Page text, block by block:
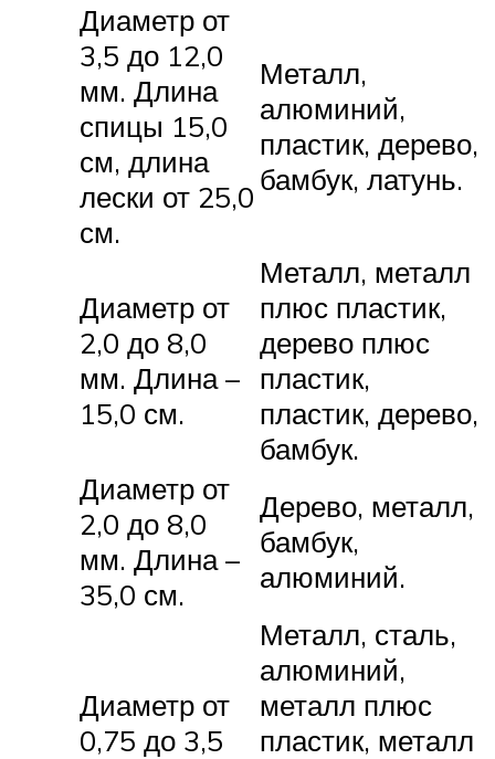
Диаметр от
3,5 до 12,0
мм. Длина
спицы 15,0
см, длина
лески от 25,0
см.
Металл,
алюминий,
пластик, дерево,
бамбук, латунь.
Диаметр от
2,0 до 8,0
мм. Длина –
15,0 см.
Металл, металл
плюс пластик,
дерево плюс
пластик,
пластик, дерево,
бамбук.
Диаметр от
2,0 до 8,0
мм. Длина –
35,0 см.
Дерево, металл,
бамбук,
алюминий.
Диаметр от
0,75 до 3,5
Металл, сталь,
алюминий,
металл плюс
пластик, металл